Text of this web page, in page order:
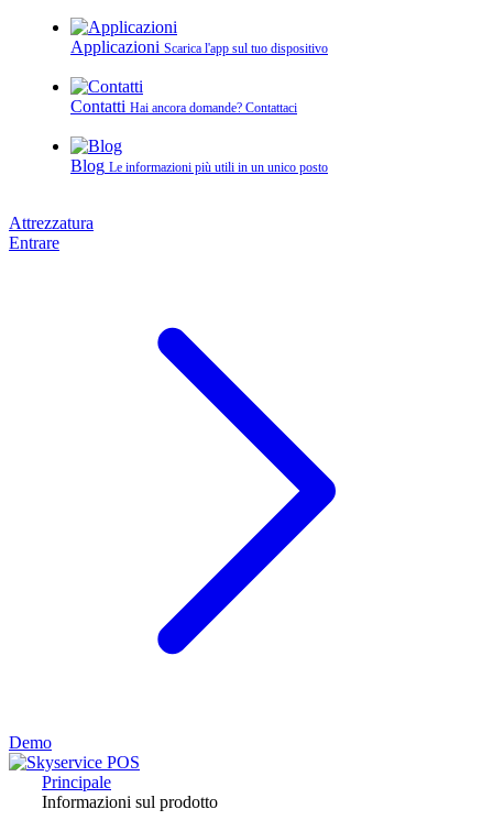
Applicazioni Scarica l'app sul tuo dispositivo
Contatti Hai ancora domande? Contattaci
Blog Le informazioni più utili in un unico posto
Attrezzatura
Entrare
Demo
Principale
Informazioni sul prodotto